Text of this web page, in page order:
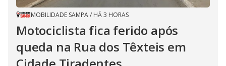
MOBILIDADE SAMPA/ HÁ 3 HORAS
Motociclista fica ferido após
queda na Rua dos Têxteis em